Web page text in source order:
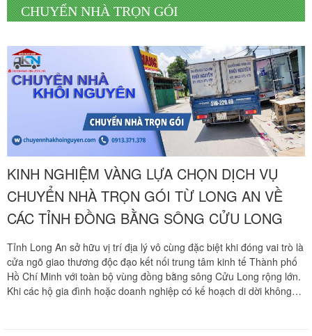
CHUYỂN NHÀ TRỌN GÓI
KINH NGHIỆM VÀNG LỰA CHỌN DỊCH VỤ
CHUYỂN NHÀ TRỌN GÓI TỪ LONG AN VỀ
CÁC TỈNH ĐỒNG BẰNG SÔNG CỬU LONG
Tỉnh Long An sở hữu vị trí địa lý vô cùng đặc biệt khi đóng vai trò là
cửa ngõ giao thương độc đạo kết nối trung tâm kinh tế Thành phố
Hồ Chí Minh với toàn bộ vùng đồng bằng sông Cửu Long rộng lớn.
Khi các hộ gia đình hoặc doanh nghiệp có kế hoạch di dời không